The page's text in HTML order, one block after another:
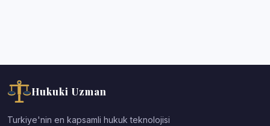
Hukuki Uzman
Turkiye'nin en kapsamli hukuk teknolojisi